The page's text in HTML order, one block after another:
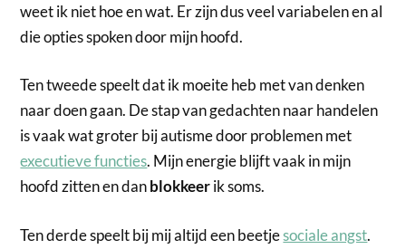
weet ik niet hoe en wat. Er zijn dus veel variabelen en al
die opties spoken door mijn hoofd.
Ten tweede speelt dat ik moeite heb met van denken
naar doen gaan. De stap van gedachten naar handelen
is vaak wat groter bij autisme door problemen met
executieve functies. Mijn energie blijft vaak in mijn
hoofd zitten en danblokkeerik soms.
Ten derde speelt bij mij altijd een beetjesociale angst.